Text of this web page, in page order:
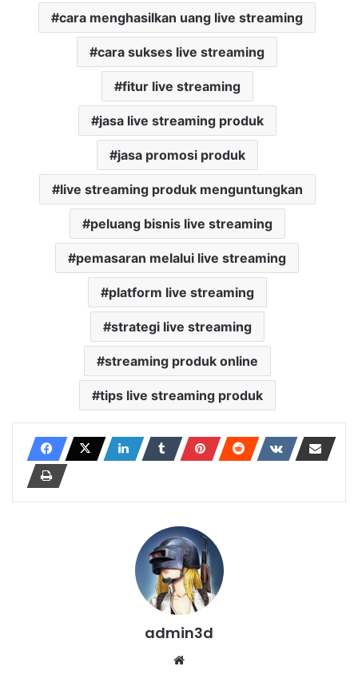
cara menghasilkan uang live streaming
cara sukses live streaming
fitur live streaming
jasa live streaming produk
jasa promosi produk
live streaming produk menguntungkan
peluang bisnis live streaming
pemasaran melalui live streaming
platform live streaming
strategi live streaming
streaming produk online
tips live streaming produk
admin3d